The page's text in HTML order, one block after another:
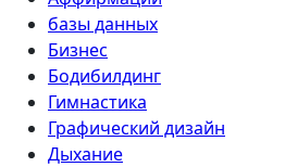
базы данных
Бизнес
Бодибилдинг
Гимнастика
Графический дизайн
Дыхание